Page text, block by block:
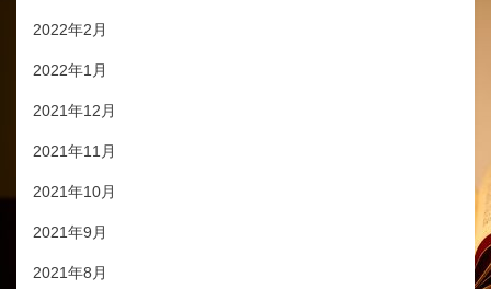
2022年2月
2022年1月
2021年12月
2021年11月
2021年10月
2021年9月
2021年8月